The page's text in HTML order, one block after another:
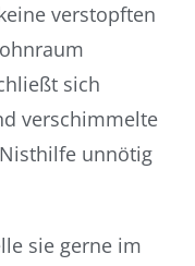
verstopften
sich
verschimmelte
unnötig
sie gerne im